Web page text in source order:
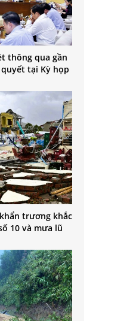
thông qua gần
tại Kỳ họp
trương khắc
10 và mưa lũ